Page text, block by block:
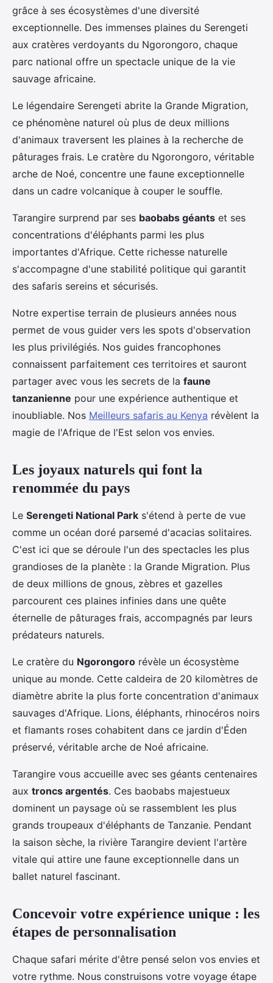
grâce à ses écosystèmes d'une diversité
exceptionnelle. Des immenses plaines du Serengeti
aux cratères verdoyants du Ngorongoro, chaque
parc national offre un spectacle unique de la vie
sauvage africaine.
Le légendaire Serengeti abrite la Grande Migration,
ce phénomène naturel où plus de deux millions
d'animaux traversent les plaines à la recherche de
pâturages frais. Le cratère du Ngorongoro, véritable
arche de Noé, concentre une faune exceptionnelle
dans un cadre volcanique à couper le souffle.
Tarangire surprend par ses baobabs géants et ses
concentrations d'éléphants parmi les plus
importantes d'Afrique. Cette richesse naturelle
s'accompagne d'une stabilité politique qui garantit
des safaris sereins et sécurisés.
Notre expertise terrain de plusieurs années nous
permet de vous guider vers les spots d'observation
les plus privilégiés. Nos guides francophones
connaissent parfaitement ces territoires et sauront
partager avec vous les secrets de la faune
tanzanienne pour une expérience authentique et
inoubliable. Nos Meilleurs safaris au Kenya révèlent la
magie de l'Afrique de l'Est selon vos envies.
Les joyaux naturels qui font la
renommée du pays
Le Serengeti National Park s'étend à perte de vue
comme un océan doré parsemé d'acacias solitaires.
C'est ici que se déroule l'un des spectacles les plus
grandioses de la planète : la Grande Migration. Plus
de deux millions de gnous, zèbres et gazelles
parcourent ces plaines infinies dans une quête
éternelle de pâturages frais, accompagnés par leurs
prédateurs naturels.
Le cratère du Ngorongoro révèle un écosystème
unique au monde. Cette caldeira de 20 kilomètres de
diamètre abrite la plus forte concentration d'animaux
sauvages d'Afrique. Lions, éléphants, rhinocéros noirs
et flamants roses cohabitent dans ce jardin d'Éden
préservé, véritable arche de Noé africaine.
Tarangire vous accueille avec ses géants centenaires
aux troncs argentés. Ces baobabs majestueux
dominent un paysage où se rassemblent les plus
grands troupeaux d'éléphants de Tanzanie. Pendant
la saison sèche, la rivière Tarangire devient l'artère
vitale qui attire une faune exceptionnelle dans un
ballet naturel fascinant.
Concevoir votre expérience unique : les
étapes de personnalisation
Chaque safari mérite d'être pensé selon vos envies et
votre rythme. Nous construisons votre voyage étape